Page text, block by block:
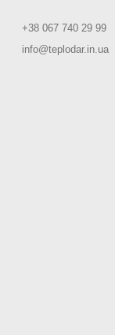
+38 067 740 29 99
info@teplodar.in.ua